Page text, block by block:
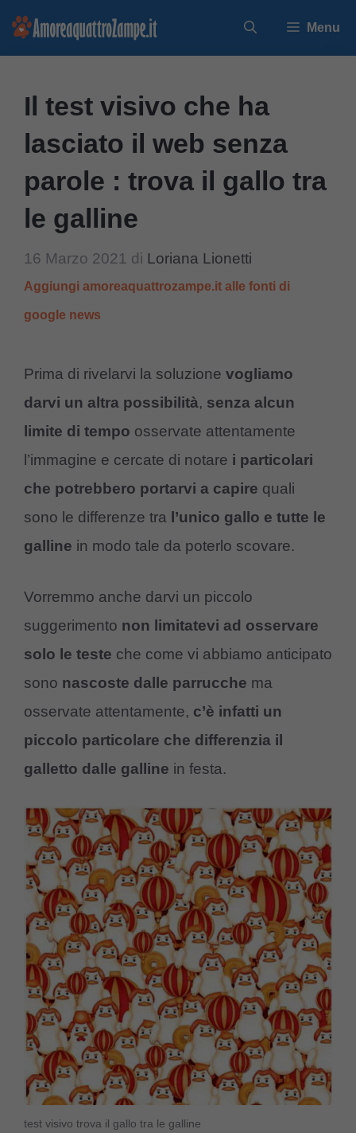
Vai
Menu
Il test visivo che ha
lasciato il web senza
parole : trova il gallo tra
le galline
16 Marzo 2021 di Loriana Lionetti
Aggiungi amoreaquattrozampe.it alle fonti di
google news
Prima di rivelarvi la soluzione vogliamo
darvi un altra possibilità, senza alcun
limite di tempo osservate attentamente
l’immagine e cercate di notare i particolari
che potrebbero portarvi a capire quali
sono le differenze tra l’unico gallo e tutte le
galline in modo tale da poterlo scovare.
Vorremmo anche darvi un piccolo
suggerimento non limitatevi ad osservare
solo le teste che come vi abbiamo anticipato
sono nascoste dalle parrucche ma
osservate attentamente, c’è infatti un
piccolo particolare che differenzia il
galletto dalle galline in festa.
test visivo trova il gallo tra le galline